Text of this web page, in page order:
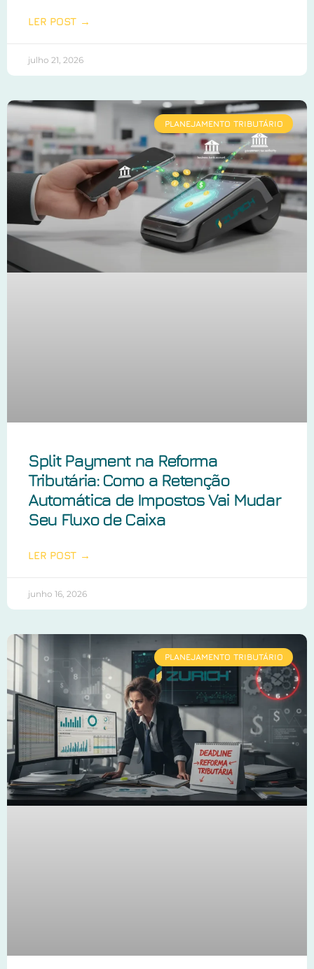
LER POST →
julho 21, 2026
PLANEJAMENTO TRIBUTÁRIO
Split Payment na Reforma
Tributária: Como a Retenção
Automática de Impostos Vai Mudar
Seu Fluxo de Caixa
LER POST →
junho 16, 2026
PLANEJAMENTO TRIBUTÁRIO